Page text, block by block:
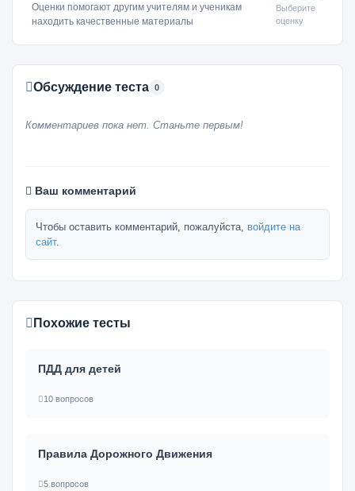
Оценки помогают другим учителям и ученикам
находить качественные материалы
Выберите
оценку
Обсуждение теста 0
Комментариев пока нет. Станьте первым!
Ваш комментарий
Чтобы оставить комментарий, пожалуйста, войдите на
сайт.
Похожие тесты
ПДД для детей
10 вопросов
Правила Дорожного Движения
5 вопросов